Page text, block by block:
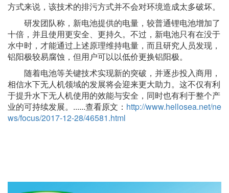
方式来说，该技术的排污方式并不会对环境造成太多破坏。
研发团队称，新电池提供的电量，较普通锂电池增加了
十倍，并且使用更安全、更持久。不过，新电池只有在没于
水中时，才能通过上述原理维持电量，而且研究人员发现，
铝阳极较易腐蚀，但用户可以以低价更换铝阳极。
随着电池等关键技术实现新的突破，并逐步投入商用，
相信水下无人机领域的发展将会迎来更大助力。这不仅有利
于提升水下无人机使用的效能与安全，同时也有利于整个产
业的可持续发展。......查看原文： http://www.hellosea.net/ne
ws/focus/2017-12-28/46581.html